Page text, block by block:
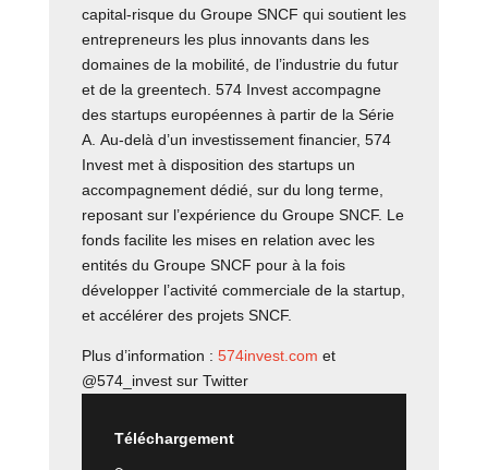
capital-risque du Groupe SNCF qui soutient les
entrepreneurs les plus innovants dans les
domaines de la mobilité, de l’industrie du futur
et de la greentech. 574 Invest accompagne
des startups européennes à partir de la Série
A. Au-delà d’un investissement financier, 574
Invest met à disposition des startups un
accompagnement dédié, sur du long terme,
reposant sur l’expérience du Groupe SNCF. Le
fonds facilite les mises en relation avec les
entités du Groupe SNCF pour à la fois
développer l’activité commerciale de la startup,
et accélérer des projets SNCF.
Plus d’information : 574invest.com et
@574_invest sur Twitter
Téléchargement